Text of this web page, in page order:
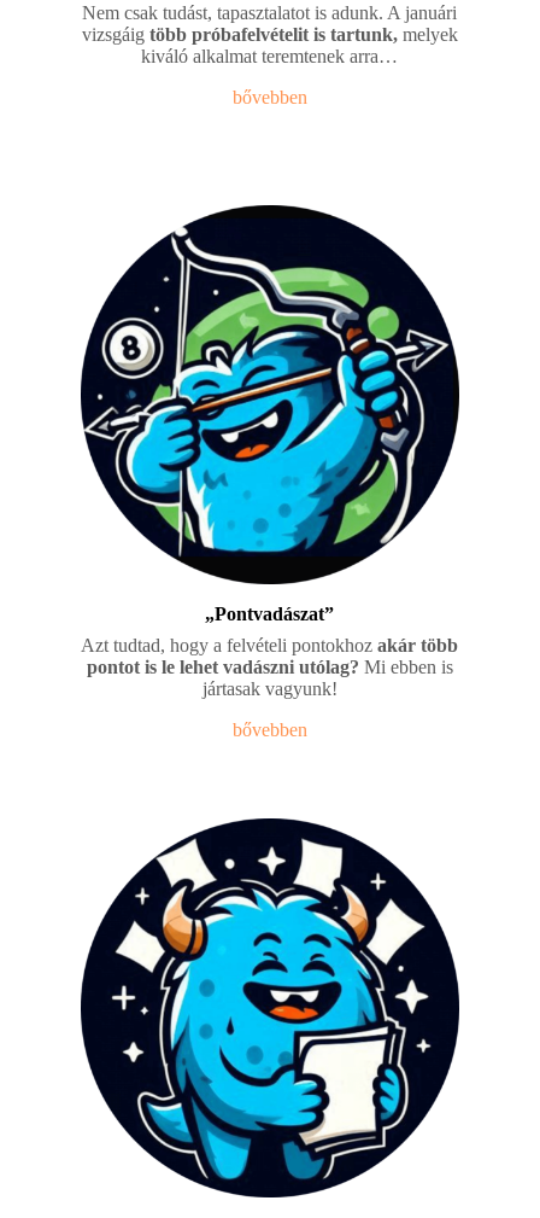
Nem csak tudást, tapasztalatot is adunk. A januári
vizsgáig több próbafelvételit is tartunk, melyek
kiváló alkalmat teremtenek arra…
bővebben
„Pontvadászat”
Azt tudtad, hogy a felvételi pontokhozakár több
pontot is le lehet vadászni utólag? Mi ebben is
jártasak vagyunk!
bővebben